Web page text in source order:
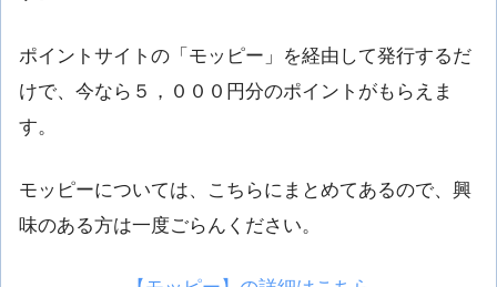
ポイントサイトの「モッピー」を経由して発行するだ
けで、今なら５，０００円分のポイントがもらえま
す。
モッピーについては、こちらにまとめてあるので、興
味のある方は一度ごらんください。